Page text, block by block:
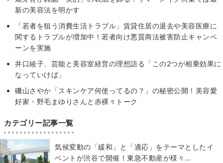
新の美容法を明かす
「若者を狙う消費生活トラブル」賃貸住居の退去や美容医療に
関するトラブルが増加中！若者向け悪質商法被害防止キャンペ
ーンを実施
井口綾子、芸能と美容室経営の理想語る「この2つが相乗効果に
なっていけば」
磯山さやか「スキンケア何使ってるの？」の秘密公開！美容愛
好家・野毛まゆりさんと赤裸々トーク
カテゴリー記事一覧
気候変動の「緩和」と「適応」をテーマとしたイ
ベントが渋谷で開催！東急不動産が様々…